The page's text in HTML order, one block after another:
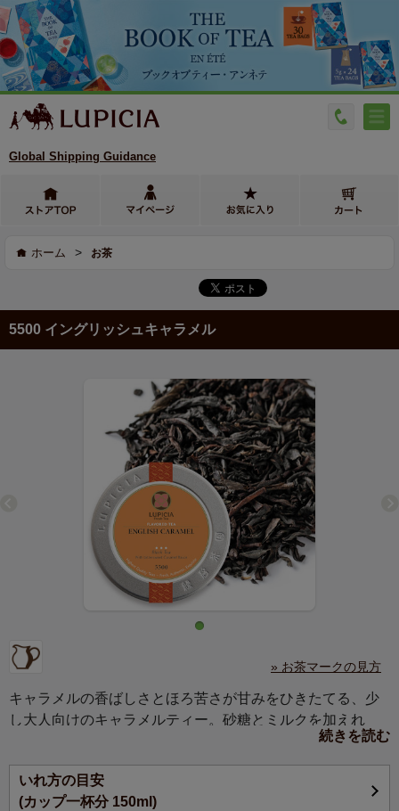
Global Shipping Guidance
ホーム > お茶
5500 イングリッシュキャラメル
» お茶マークの見方
キャラメルの香ばしさとほろ苦さが甘みをひきたてる、少
し大人向けのキャラメルティー。砂糖とミルクを加えれ
続きを読む
いれ方の目安
(カップ一杯分 150ml)